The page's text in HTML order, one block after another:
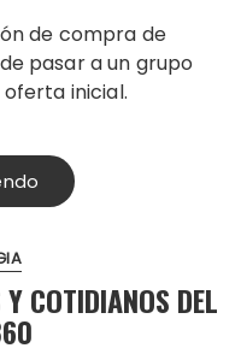
pasar a un grupo
inicial.
COTIDIANOS DEL